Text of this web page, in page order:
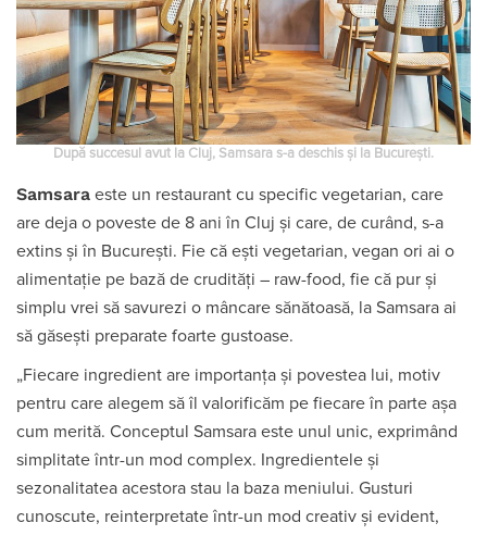
După succesul avut la Cluj, Samsara s-a deschis și la București.
Samsara este un restaurant cu specific vegetarian, care
are deja o poveste de 8 ani în Cluj și care, de curând, s-a
extins și în București. Fie că eşti vegetarian, vegan ori ai o
alimentaţie pe bază de crudităţi – raw-food, fie că pur și
simplu vrei să savurezi o mâncare sănătoasă, la Samsara ai
să găsești preparate foarte gustoase.
„Fiecare ingredient are importanța și povestea lui, motiv
pentru care alegem să îl valorificăm pe fiecare în parte așa
cum merită. Conceptul Samsara este unul unic, exprimând
simplitate într-un mod complex. Ingredientele și
sezonalitatea acestora stau la baza meniului. Gusturi
cunoscute, reinterpretate într-un mod creativ și evident,